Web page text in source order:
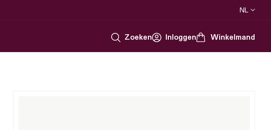
NL
Zoeken
Zoeken Inloggen Winkelmand